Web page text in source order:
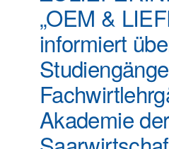
„OEM &
informiert
Akademie der